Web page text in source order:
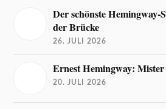
Der schönste
der Brücke
26. JULI 2026
Ernest Hemingway:
20. JULI 2026